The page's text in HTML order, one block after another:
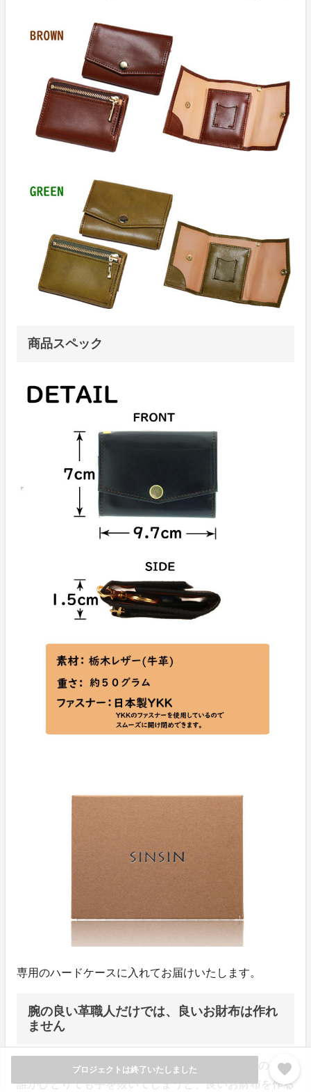
プロジェクトは終了いたしました favorite
商品スペック
専用のハードケースに入れてお届けいたします。
腕の良い革職人だけでは、良いお財布は作れ
ません
タンナー・革問屋・裁断屋・資材屋・革職人...このうち
誰かひとりでも手を抜いてしまうと、良いお財布を作る